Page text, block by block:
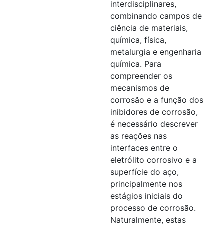
interdisciplinares,
combinando campos de
ciência de materiais,
química, física,
metalurgia e engenharia
química. Para
compreender os
mecanismos de
corrosão e a função dos
inibidores de corrosão,
é necessário descrever
as reações nas
interfaces entre o
eletrólito corrosivo e a
superfície do aço,
principalmente nos
estágios iniciais do
processo de corrosão.
Naturalmente, estas